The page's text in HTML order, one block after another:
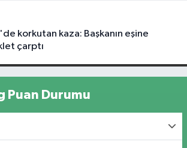
korkutan kaza: Başkanın eşine
çarptı
Puan Durumu